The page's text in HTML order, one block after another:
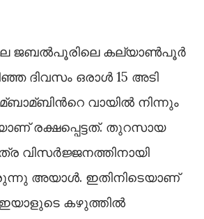
ജബല്‍പൂരിലെ കല്യാണ്‍പൂർ
ദിവസം ഒരാള്‍ 15 അടി
വായില്‍ നിന്നും
രക്ഷപ്പെട്ടത്. തുറസായ
വിസര്‍ജ്ജനത്തിനായി
അയാള്‍. ഇതിനിടെയാണ്
കഴുത്തില്‍